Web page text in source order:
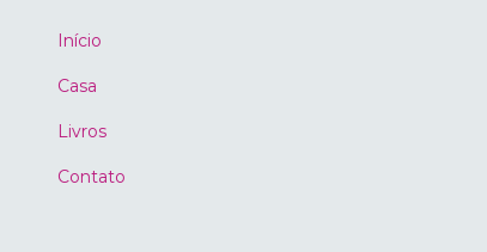
Início
Casa
Livros
Contato